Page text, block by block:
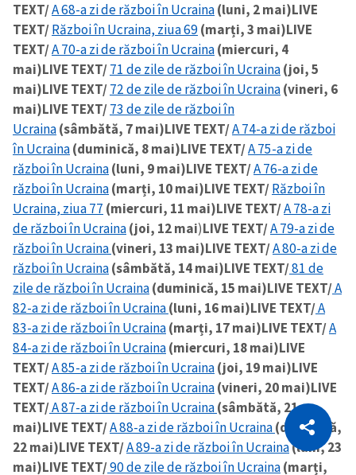
Copiază Link
TEXT/A 68-a zi de război în Ucraina(luni, 2 mai)LIVE
TEXT/Război în Ucraina, ziua 69(marți, 3 mai)LIVE
TEXT/A 70-a zi de război în Ucraina(miercuri, 4
mai)LIVE TEXT/71 de zile de război în Ucraina(joi, 5
mai)LIVE TEXT/72 de zile de război în Ucraina(vineri, 6
mai)LIVE TEXT/73 de zile de război în
Ucraina(sâmbătă, 7 mai)LIVE TEXT/A 74-a zi de război
în Ucraina(duminică, 8 mai)LIVE TEXT/A 75-a zi de
război în Ucraina(luni, 9 mai)LIVE TEXT/A 76-a zi de
război în Ucraina(marți, 10 mai)LIVE TEXT/Război în
Ucraina, ziua 77 (miercuri, 11 mai)LIVE TEXT/A 78-a zi
de război în Ucraina(joi, 12 mai)LIVE TEXT/A 79-a zi de
război în Ucraina(vineri, 13 mai)LIVE TEXT/A 80-a zi de
război în Ucraina(sâmbătă, 14 mai)LIVE TEXT/81 de
zile de război în Ucraina(duminică, 15 mai)LIVE TEXT/A
82-a zi de război în Ucraina(luni, 16 mai)LIVE TEXT/A
83-a zi de război în Ucraina(marți, 17 mai)LIVE TEXT/A
84-a zi de război în Ucraina(miercuri, 18 mai)LIVE
TEXT/A 85-a zi de război în Ucraina(joi, 19 mai)LIVE
TEXT/A 86-a zi de război în Ucraina(vineri, 20 mai)LIVE
TEXT/A 87-a zi de război în Ucraina(sâmbătă, 21
mai)LIVE TEXT/A 88-a zi de război în Ucraina(duminică,
22 mai)LIVE TEXT/A 89-a zi de război în Ucraina(luni, 23
mai)LIVE TEXT/90 de zile de război în Ucraina(marți,
Citește articolul
CITEȘTE